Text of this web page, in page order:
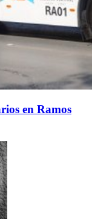
en Ramos